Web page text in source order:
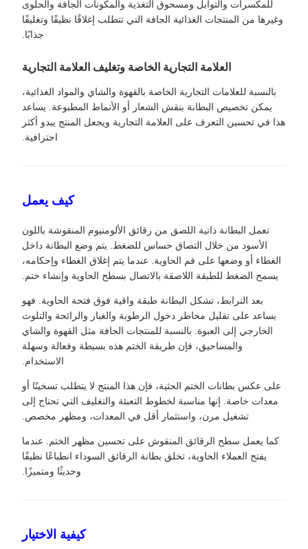
للمكسرات والتوابل ومسحوق التغذية والمكونات الجافة والحلوى
وغيرها من المنتجات الغذائية الجافة التي تتطلب إغلاقًا نظيفًا وتغليفًا
جذابًا.
العلامة التجارية الخاصة وتغليف العلامة التجارية
بالنسبة للعلامات التجارية الخاصة بالقهوة والشاي والمواد الغذائية،
يمكن تخصيص البطانة بنقش الشعار أو الأنماط المطبوعة. يساعد
هذا في تحسين التعرف على العلامة التجارية ويجعل المنتج يبدو أكثر
احترافية.
كيف يعمل
تعمل البطانة ذاتية اللصق من رقائق الألومنيوم المنقوشة باللون
الأسود من خلال التصاق حساس للضغط. يتم وضع البطانة داخل
الغطاء أو وضعها على فم الحاوية. عندما يتم إغلاق الغطاء وإحكامه،
يسمح الضغط للطبقة اللاصقة بالاتصال بسطح الحاوية وإنشاء ختم.
بعد الترابط، تشكل البطانة طبقة واقية فوق فتحة الحاوية. فهو
يساعد على تقليل مخاطر دخول الرطوبة والغبار والرائحة والتلوث
الخارجي إلى العبوة. بالنسبة للمنتجات الجافة مثل القهوة والشاي
والمساحيق، فإن طريقة الختم هذه بسيطة وفعالة وسهلة
الاستخدام.
على عكس بطانات الختم الحثية، فإن هذا المنتج لا يتطلب تسخينًا أو
معدات خاصة. إنها مناسبة لخطوط التعبئة والتغليف التي تحتاج إلى
تشغيل مرن، واستثمار أقل في المعدات، ومظهر مخصص.
كما يعمل سطح الرقائق المنقوش على تحسين مظهر الختم. عندما
يفتح العملاء الحاوية، تخلق بطانة الرقائق السوداء انطباعًا نظيفًا
وحديثًا ومتميزًا.
كيفية الاختيار